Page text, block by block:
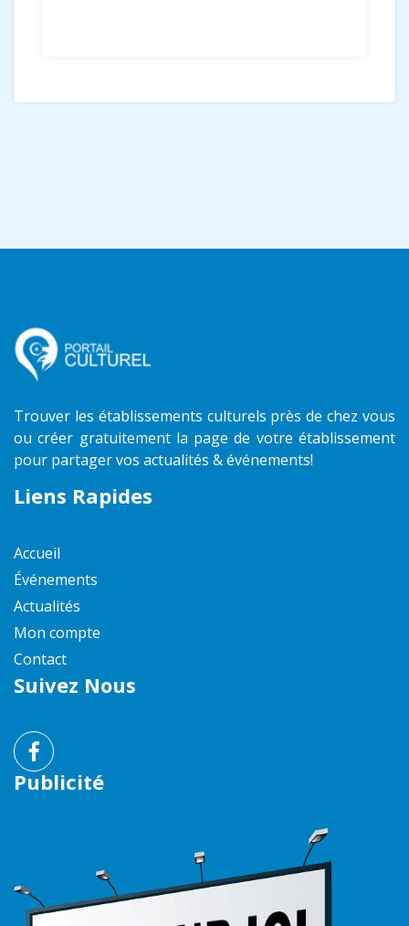
Trouver les établissements culturels près de chez vous
ou créer gratuitement la page de votre établissement
pour partager vos actualités & événements!
Liens Rapides
Accueil
Événements
Actualités
Mon compte
Contact
Suivez Nous
Publicité